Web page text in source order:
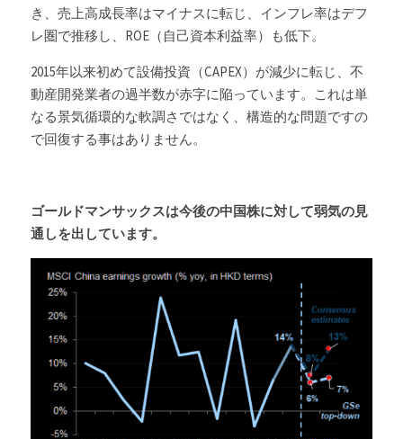
き、売上高成長率はマイナスに転じ、インフレ率はデフ
レ圏で推移し、ROE（自己資本利益率）も低下。
2015年以来初めて設備投資（CAPEX）が減少に転じ、不
動産開発業者の過半数が赤字に陥っています。これは単
なる景気循環的な軟調さではなく、構造的な問題ですの
で回復する事はありません。
ゴールドマンサックスは今後の中国株に対して弱気の見
通しを出しています。